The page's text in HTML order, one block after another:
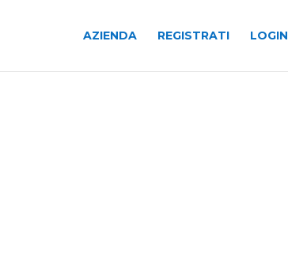
AZIENDA REGISTRATI LOGIN